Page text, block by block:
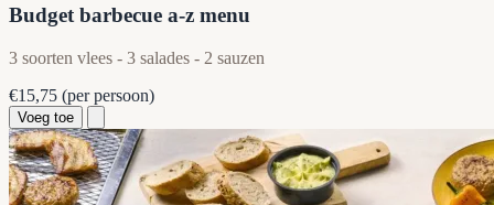
Budget barbecue a-z menu
3 soorten vlees - 3 salades - 2 sauzen
€15,75 (per persoon)
Voeg toe